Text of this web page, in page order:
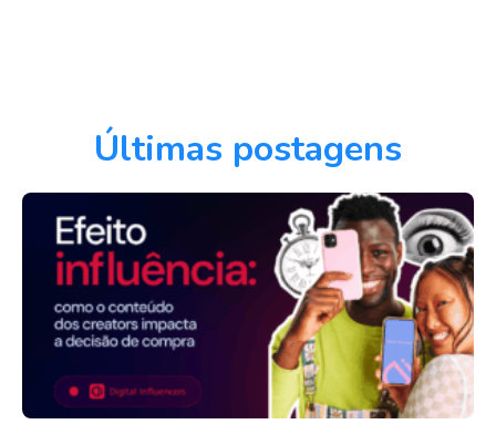
Últimas postagens